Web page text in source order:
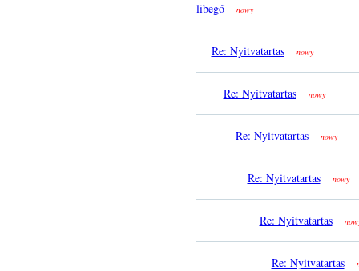
libegő nowy
Re: Nyitvatartas nowy
Re: Nyitvatartas nowy
Re: Nyitvatartas nowy
Re: Nyitvatartas nowy
Re: Nyitvatartas
Re: Nyitvatartas